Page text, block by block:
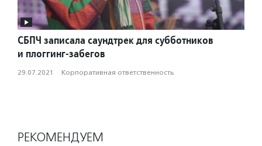
СБПЧ записала саундтрек для субботников
и плоггинг-забегов
29.07.2021 · Корпоративная ответственность
РЕКОМЕНДУЕМ